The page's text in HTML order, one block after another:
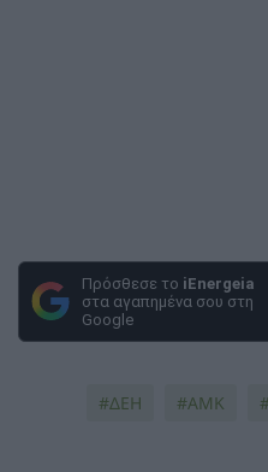
Πρόσθεσε το iEnergeia
στα αγαπημένα σου στη
Google
ΔΕΗ ΑΜΚ